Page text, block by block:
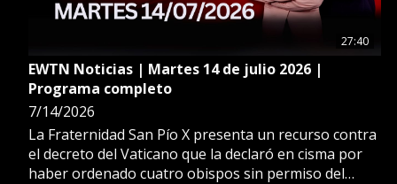
27:40
EWTN Noticias | Martes 14 de julio 2026 |
Programa completo
7/14/2026
La Fraternidad San Pío X presenta un recurso contra
el decreto del Vaticano que la declaró en cisma por
haber ordenado cuatro obispos sin permiso del